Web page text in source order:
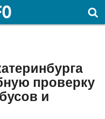
проверку
и